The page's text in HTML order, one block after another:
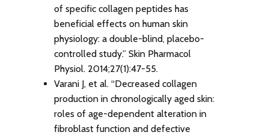
of specific collagen peptides has
beneficial effects on human skin
physiology: a double-blind, placebo-
controlled study.” Skin Pharmacol
Physiol. 2014;27(1):47-55.
Varani J, et al. “Decreased collagen
production in chronologically aged skin:
roles of age-dependent alteration in
fibroblast function and defective